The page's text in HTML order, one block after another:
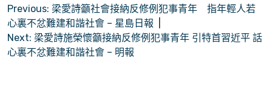
文
章
導
Previous: 梁愛詩籲社會接納反修例犯事青年 指年輕人若
心裏不忿難建和諧社會 – 星島日報
Next: 梁愛詩施榮懷籲接納反修例犯事青年 引特首習近平 話
心裏不忿難建和諧社會 – 明報